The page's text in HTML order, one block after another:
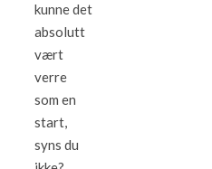
kunne det
absolutt
vært
verre
som en
start,
syns du